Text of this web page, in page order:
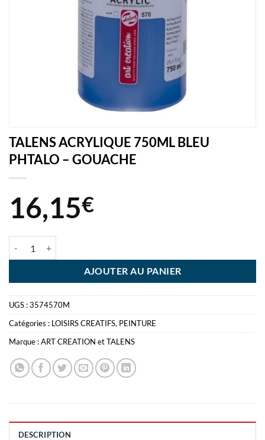
TALENS ACRYLIQUE 750ML BLEU
PHTALO – GOUACHE
16,15€
AJOUTER AU PANIER
UGS :3574570M
Catégories : LOISIRS CREATIFS, PEINTURE
Marque :ART CREATION et TALENS
DESCRIPTION